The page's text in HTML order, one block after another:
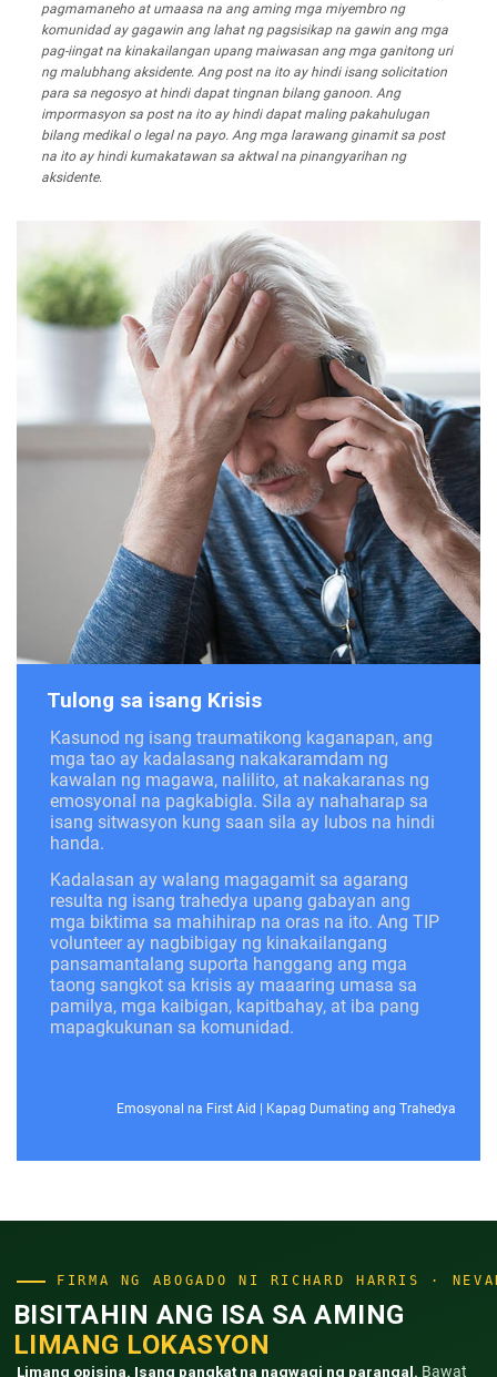
pagmamaneho at umaasa na ang aming mga miyembro ng
komunidad ay gagawin ang lahat ng pagsisikap na gawin ang mga
pag-iingat na kinakailangan upang maiwasan ang mga ganitong uri
ng malubhang aksidente. Ang post na ito ay hindi isang solicitation
para sa negosyo at hindi dapat tingnan bilang ganoon. Ang
impormasyon sa post na ito ay hindi dapat maling pakahulugan
bilang medikal o legal na payo. Ang mga larawang ginamit sa post
na ito ay hindi kumakatawan sa aktwal na pinangyarihan ng
aksidente.
Tulong sa isang Krisis
Kasunod ng isang traumatikong kaganapan, ang
mga tao ay kadalasang nakakaramdam ng
kawalan ng magawa, nalilito, at nakakaranas ng
emosyonal na pagkabigla. Sila ay nahaharap sa
isang sitwasyon kung saan sila ay lubos na hindi
handa.
Kadalasan ay walang magagamit sa agarang
resulta ng isang trahedya upang gabayan ang
mga biktima sa mahihirap na oras na ito. Ang TIP
volunteer ay nagbibigay ng kinakailangang
pansamantalang suporta hanggang ang mga
taong sangkot sa krisis ay maaaring umasa sa
pamilya, mga kaibigan, kapitbahay, at iba pang
mapagkukunan sa komunidad.
Emosyonal na First Aid Kapag Dumating ang Trahedya
FIRMA NG ABOGADO NI RICHARD HARRIS ·
BISITAHIN ANG ISA SA AMING
LIMANG LOKASYON
Limang opisina. Isang pangkat na nagwagi ng parangal. Bawat